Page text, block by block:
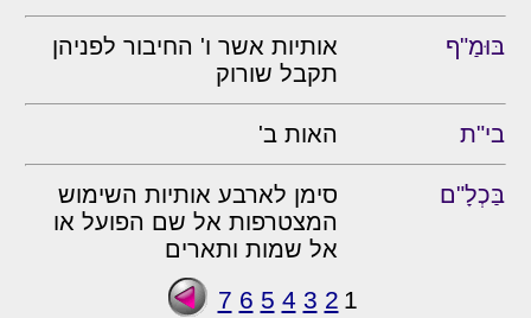
בּוּמַ"ף
אותיות אשר ו' החיבור לפניהן
תקבל שורוק
בי"ת האות ב'
בַּכְלָ"ם
סימן לארבע אותיות השימוש
המצטרפות אל שם הפועל או
אל שמות ותארים
1
2
3
4
5
6
7